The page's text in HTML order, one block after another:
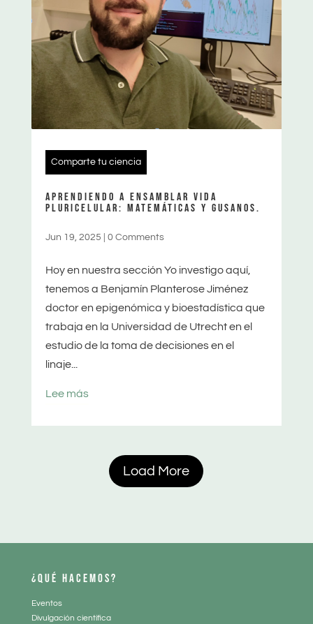
Comparte tu ciencia
APRENDIENDO A ENSAMBLAR VIDA
PLURICELULAR: MATEMÁTICAS Y GUSANOS.
Jun 19, 2025 0 Comments
Hoy en nuestra sección Yo investigo aquí,
tenemos a Benjamín Planterose Jiménez
doctor en epigenómica y bioestadística que
trabaja en la Universidad de Utrecht en el
estudio de la toma de decisiones en el
linaje...
Lee más
Load More
¿QUÉ HACEMOS?
Eventos
Divulgación científica